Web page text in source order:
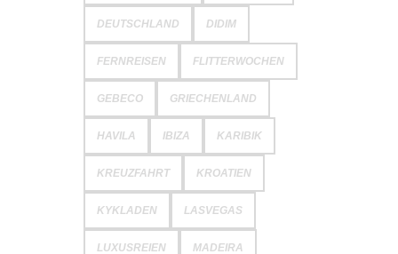
DEUTSCHLAND DIDIM
FERNREISEN FLITTERWOCHEN
GEBECO GRIECHENLAND
HAVILA IBIZA KARIBIK
KREUZFAHRT KROATIEN
KYKLADEN LASVEGAS
LUXUSREIEN MADEIRA